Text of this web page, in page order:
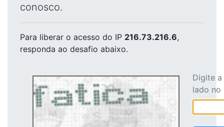
conosco.
Para liberar o acesso do IP 216.73.216.6,
responda ao desafio abaixo.
Digite
lado no